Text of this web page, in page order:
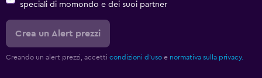
speciali di momondo e dei suoi partner
Crea un Alert prezzi
Creando un alert prezzi, accetti condizioni d'uso e normativa sulla privacy.